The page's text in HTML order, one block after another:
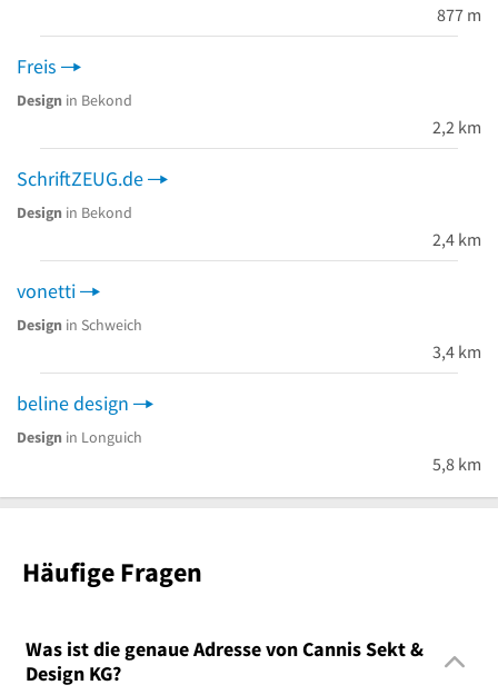
877 m
Freis
Design in Bekond
2,2 km
SchriftZEUG.de
Design in Bekond
2,4 km
vonetti
Design in Schweich
3,4 km
beline design
Design in Longuich
5,8 km
Häufige Fragen
Was ist die genaue Adresse von Cannis Sekt &
Design KG?